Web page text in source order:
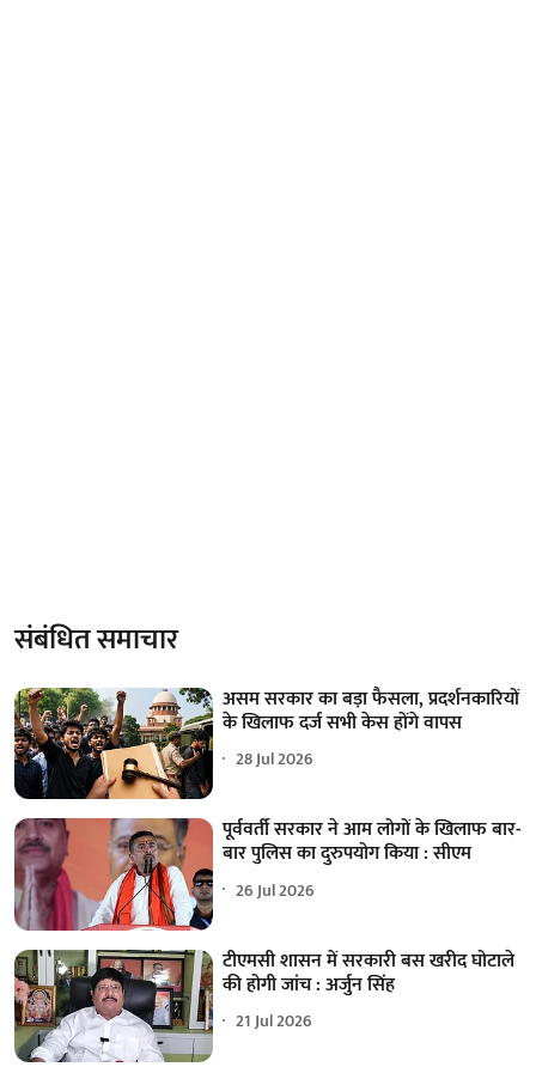
संबंधित समाचार
असम सरकार का बड़ा फैसला, प्रदर्शनकारियों
के खिलाफ दर्ज सभी केस होंगे वापस
28 Jul 2026
पूर्ववर्ती सरकार ने आम लोगों के खिलाफ बार-
बार पुलिस का दुरुपयोग किया : सीएम
26 Jul 2026
टीएमसी शासन में सरकारी बस खरीद घोटाले
की होगी जांच : अर्जुन सिंह
21 Jul 2026